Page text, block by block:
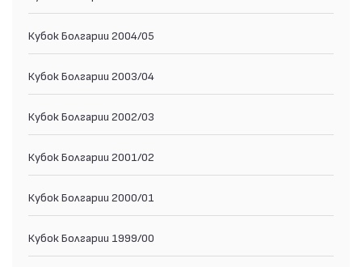
Кубок Болгарии 2004/05
Кубок Болгарии 2003/04
Кубок Болгарии 2002/03
Кубок Болгарии 2001/02
Кубок Болгарии 2000/01
Кубок Болгарии 1999/00